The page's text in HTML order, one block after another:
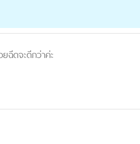
ฉีดจะดีกว่าค่ะ